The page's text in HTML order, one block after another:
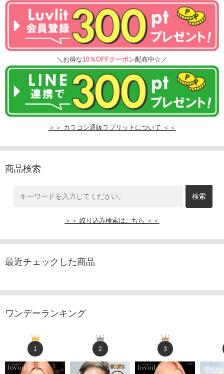
＼お得な10％OFFクーポン配布中☆／
＞＞ カラコン通販ラブリットについて ＜＜
商品検索
＞＞ 絞り込み検索はこちら ＜＜
最近チェックした商品
ワンデーランキング
1 2 3